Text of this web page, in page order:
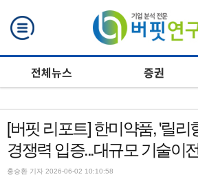
전체뉴스 증권
[버핏 리포트] 한미약품, '릴리
경쟁력 입증...대규모 기술이
홍승환 기자 2026-06-02 10:10:58